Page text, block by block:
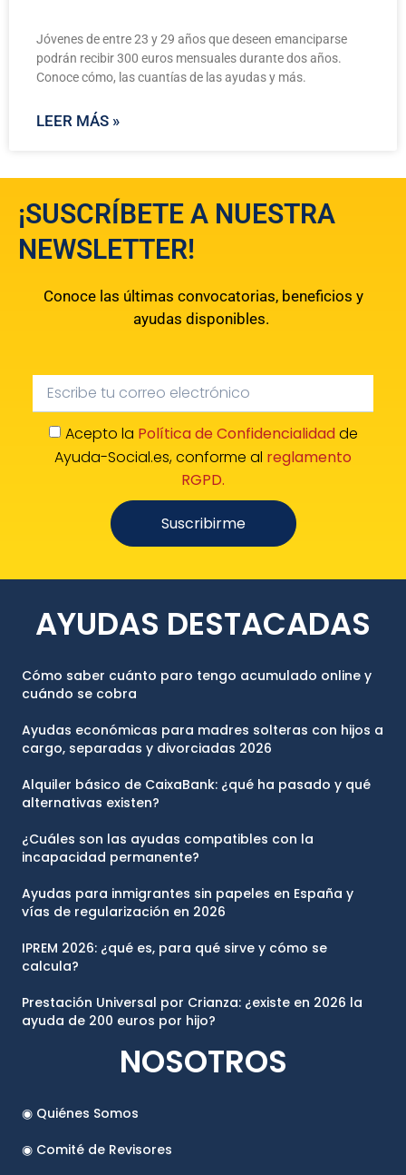
Jóvenes de entre 23 y 29 años que deseen emanciparse
podrán recibir 300 euros mensuales durante dos años.
Conoce cómo, las cuantías de las ayudas y más.
LEER MÁS »
¡SUSCRÍBETE A NUESTRA
NEWSLETTER!
Conoce las últimas convocatorias, beneficios y
ayudas disponibles.
Acepto la Política de Confidencialidadde
Ayuda-Social.es, conforme al reglamento
RGPD.
Suscribirme
Cómo saber cuánto paro tengo acumulado online y
cuándo se cobra
Ayudas económicas para madres solteras con hijos a
cargo, separadas y divorciadas 2026
Alquiler básico de CaixaBank: ¿qué ha pasado y qué
alternativas existen?
¿Cuáles son las ayudas compatibles con la
incapacidad permanente?
Ayudas para inmigrantes sin papeles en España y
vías de regularización en 2026
IPREM 2026: ¿qué es, para qué sirve y cómo se
calcula?
Prestación Universal por Crianza: ¿existe en 2026 la
ayuda de 200 euros por hijo?
AYUDAS DESTACADAS
NOSOTROS
◉ Quiénes Somos
◉ Comité de Revisores